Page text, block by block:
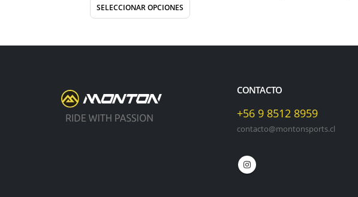
SELECCIONAR OPCIONES
CONTACTO
+56 9 8512 8959
contacto@montonsports.cl